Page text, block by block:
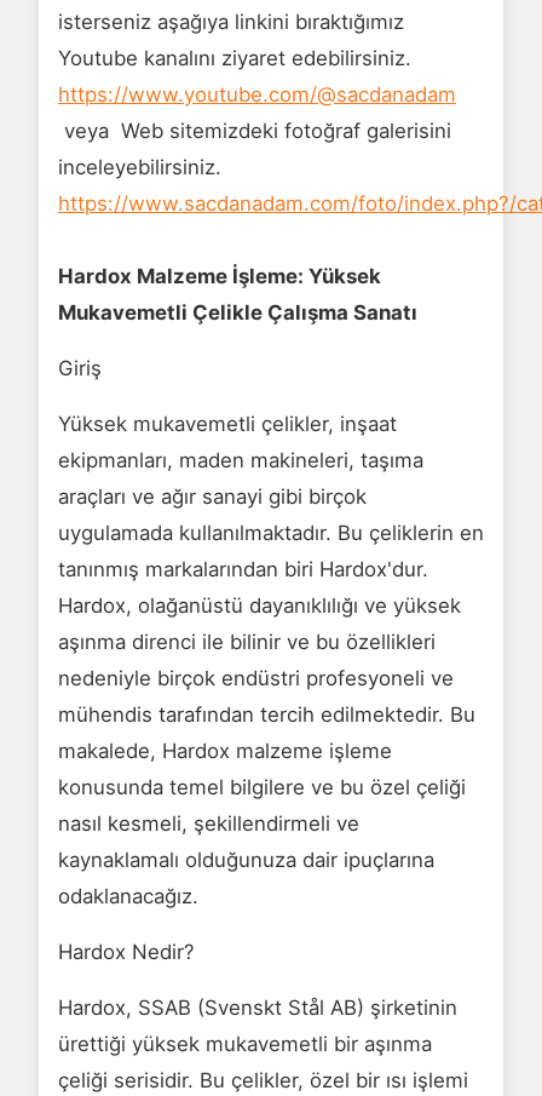
isterseniz aşağıya linkini bıraktığımız
Youtube kanalını ziyaret edebilirsiniz.
https://www.youtube.com/@sacdanadam
veya Web sitemizdeki fotoğraf galerisini
inceleyebilirsiniz.
https://www.sacdanadam.com/foto/index.php?/
Hardox Malzeme İşleme: Yüksek
Mukavemetli Çelikle Çalışma Sanatı
Giriş
Yüksek mukavemetli çelikler, inşaat
ekipmanları, maden makineleri, taşıma
araçları ve ağır sanayi gibi birçok
uygulamada kullanılmaktadır. Bu çeliklerin en
tanınmış markalarından biri Hardox'dur.
Hardox, olağanüstü dayanıklılığı ve yüksek
aşınma direnci ile bilinir ve bu özellikleri
nedeniyle birçok endüstri profesyoneli ve
mühendis tarafından tercih edilmektedir. Bu
makalede, Hardox malzeme işleme
konusunda temel bilgilere ve bu özel çeliği
nasıl kesmeli, şekillendirmeli ve
kaynaklamalı olduğunuza dair ipuçlarına
odaklanacağız.
Hardox Nedir?
Hardox, SSAB (Svenskt Stål AB) şirketinin
ürettiği yüksek mukavemetli bir aşınma
çeliği serisidir. Bu çelikler, özel bir ısı işlemi